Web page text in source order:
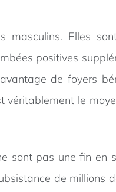
masculins. Elles
positives
de foyers
véritablement le
sont pas une fin en
de millions